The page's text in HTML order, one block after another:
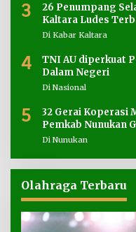
3
26 Penumpang
Kaltara Ludes
Di Kabar Kaltara
4
TNI AU diperkuat
Dalam Negeri
Di Nasional
5
32 Gerai Koperasi
Pemkab Nunukan
Di Nunukan
Olahraga Terbaru